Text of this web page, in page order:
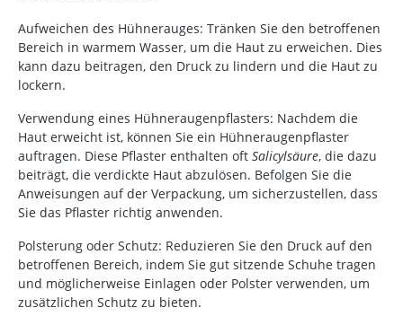
Aufweichen des Hühnerauges: Tränken Sie den betroffenen
Bereich in warmem Wasser, um die Haut zu erweichen. Dies
kann dazu beitragen, den Druck zu lindern und die Haut zu
lockern.
Verwendung eines Hühneraugenpflasters: Nachdem die
Haut erweicht ist, können Sie ein Hühneraugenpflaster
auftragen. Diese Pflaster enthalten oft Salicylsäure, die dazu
beiträgt, die verdickte Haut abzulösen. Befolgen Sie die
Anweisungen auf der Verpackung, um sicherzustellen, dass
Sie das Pflaster richtig anwenden.
Polsterung oder Schutz: Reduzieren Sie den Druck auf den
betroffenen Bereich, indem Sie gut sitzende Schuhe tragen
und möglicherweise Einlagen oder Polster verwenden, um
zusätzlichen Schutz zu bieten.